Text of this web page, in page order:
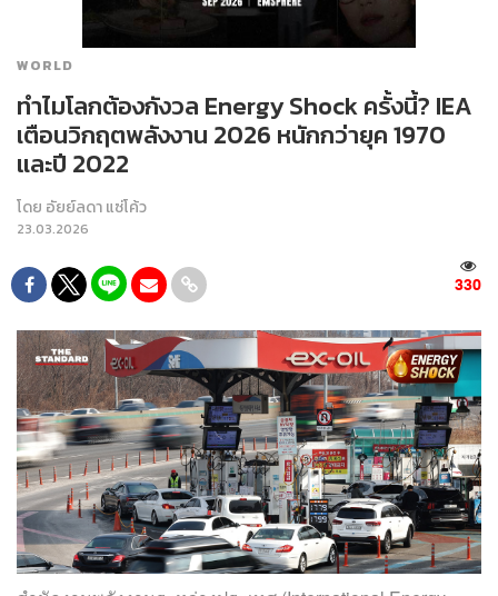
WORLD
ทำไมโลกต้องกังวล Energy Shock ครั้งนี้? IEA
เตือนวิกฤตพลังงาน 2026 หนักกว่ายุค 1970
และปี 2022
โดย อัยย์ลดา แซ่โค้ว
23.03.2026
330